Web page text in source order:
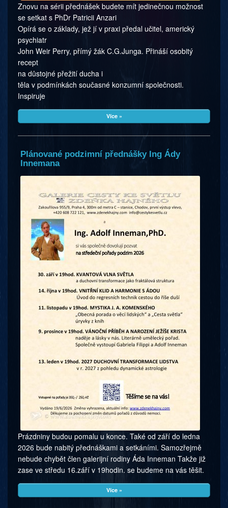
Znovu na sérii přednášek budete mít jedinečnou možnost
se setkat s PhDr Patricii Anzari
Opírá se o základy, jež jí v praxi předal učitel, americký
psychiatr
John Weir Perry, přímý žák C.G.Junga. Přináší osobitý
recept
na důstojné přežití ducha i
těla v podmínkách současné konzumní společnosti.
Inspiruje
Více »
Plánované podzimní přednášky Ing Ády
Innemana
Prázdniny budou pomalu u konce. Také od září do ledna
2026 bude nabitý přednáškami a setkáními. Samozřejmě
nebude chybět člen galerijní rodiny Áda Inneman Takže již
zase ve středu 16.září v 19hodin. se budeme na vás těšit.
Více »